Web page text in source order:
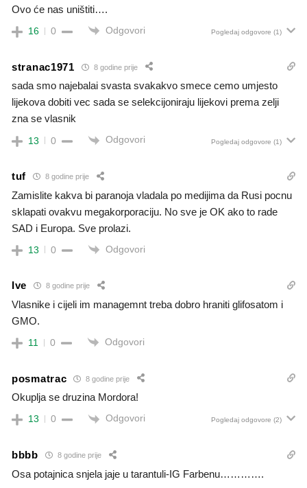
Ovo će nas uništiti….
16 0 Odgovori Pogledaj odgovore (1)
stranac1971 8 godine prije
sada smo najebalai svasta svakakvo smece cemo umjesto
lijekova dobiti vec sada se selekcijoniraju lijekovi prema zelji
zna se vlasnik
13 0 Odgovori Pogledaj odgovore (1)
tuf 8 godine prije
Zamislite kakva bi paranoja vladala po medijima da Rusi pocnu
sklapati ovakvu megakorporaciju. No sve je OK ako to rade
SAD i Europa. Sve prolazi.
13 0 Odgovori
Ive 8 godine prije
Vlasnike i cijeli im managemnt treba dobro hraniti glifosatom i
GMO.
11 0 Odgovori
posmatrac 8 godine prije
Okuplja se druzina Mordora!
13 0 Odgovori Pogledaj odgovore (2)
bbbb 8 godine prije
Osa potajnica snjela jaje u tarantuli-IG Farbenu………….